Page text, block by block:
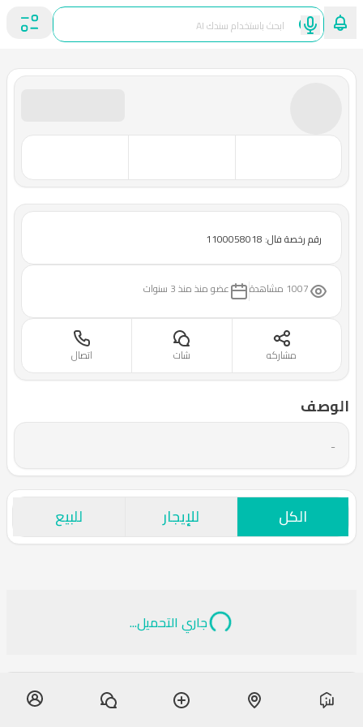
رقم رخصة فال: 1100058018
1007 مشاهدة عضو منذمنذ 3 سنوات
اتصال شات مشاركه
الوصف
-
الكل للإيجار للبيع
جاري التحميل...